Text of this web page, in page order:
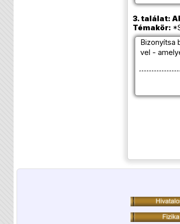
3. találat:
Témakör:
Bizonyítsa
vel -